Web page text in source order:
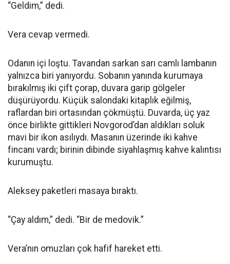
“Geldim,” dedi.
Vera cevap vermedi.
Odanın içi loştu. Tavandan sarkan sarı camlı lambanın
yalnızca biri yanıyordu. Sobanın yanında kurumaya
bırakılmış iki çift çorap, duvara garip gölgeler
düşürüyordu. Küçük salondaki kitaplık eğilmiş,
raflardan biri ortasından çökmüştü. Duvarda, üç yaz
önce birlikte gittikleri Novgorod’dan aldıkları soluk
mavi bir ikon asılıydı. Masanın üzerinde iki kahve
fincanı vardı; birinin dibinde siyahlaşmış kahve kalıntısı
kurumuştu.
Aleksey paketleri masaya bıraktı.
“Çay aldım,” dedi. “Bir de medovik.”
Vera’nın omuzları çok hafif hareket etti.